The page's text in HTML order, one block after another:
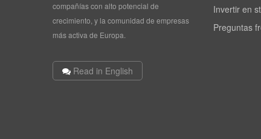
compañías con alto potencial de
crecimiento, y la comunidad de empresas
más activa de Europa.
Read in English
Invertir en
Preguntas